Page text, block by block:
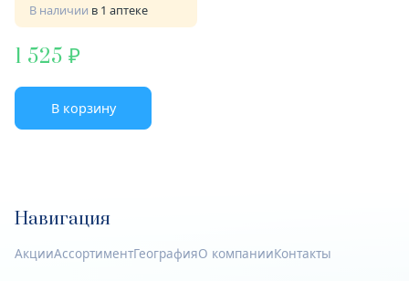
В наличии в 1 аптеке
1 525
В корзину
Навигация
АкцииАссортиментГеографияО компанииКонтакты